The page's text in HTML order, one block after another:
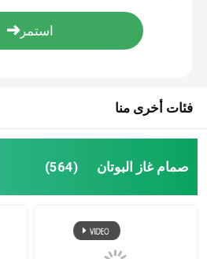
فئات أخرى منا
صمام غاز البوتان (564)